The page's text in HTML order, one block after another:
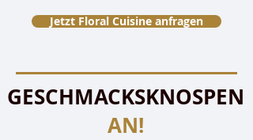
Jetzt Floral Cuisine anfragen
GESCHMACKSKNOSPEN
AN!